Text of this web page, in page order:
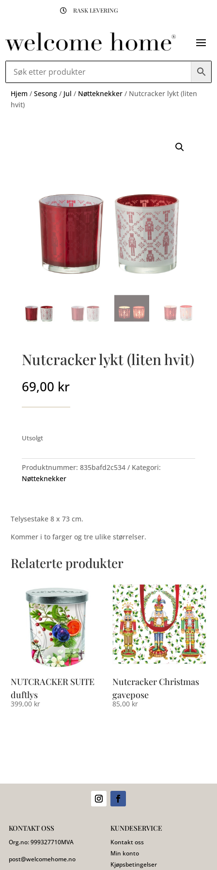
 RASK LEVERING
Hjem /Sesong / Jul / Nøtteknekker / Nutcracker lykt (liten
hvit)
Nutcracker lykt (liten hvit)
69,00 kr
Utsolgt
Produktnummer: 835bafd2c534
Kategori:
Nøtteknekker
Telysestake 8 x 73 cm.
Kommer i to farger og tre ulike størrelser.
Relaterte produkter
NUTCRACKER SUITE
duftlys
399,00 kr
Nutcracker Christmas
gavepose
85,00 kr
KONTAKT OSS
Org.no:999327710MVA
post@welcomehome.no
KUNDESERVICE
Kontakt oss
Min konto
Kjøpsbetingelser